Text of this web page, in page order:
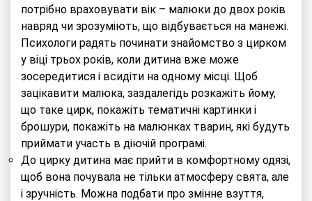
потрібно враховувати вік – малюки до двох років
навряд чи зрозуміють, що відбувається на манежі.
Психологи радять починати знайомство з цирком
у віці трьох років, коли дитина вже може
зосередитися і всидіти на одному місці. Щоб
зацікавити малюка, заздалегідь розкажіть йому,
що таке цирк, покажіть тематичні картинки і
брошури, покажіть на малюнках тварин, які будуть
приймати участь в діючій програмі.
До цирку дитина має прийти в комфортному одязі,
щоб вона почувала не тільки атмосферу свята, але
і зручність. Можна подбати про змінне взуття,